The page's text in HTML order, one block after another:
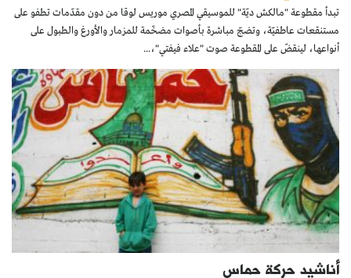
تبدأ مقطوعة "مالكش ديّة" للموسيقي المصري موريس لوقا من دون مقدّمات تطفو على
مستنقعات عاطفيّة، وتضجّ مباشرة بأصوات مضخّمة للمزمار والأورغ والطبول على
أنواعها، لينقضّ على المقطوعة صوت "علاء فيفتي"،...
أناشيد حركة حماس